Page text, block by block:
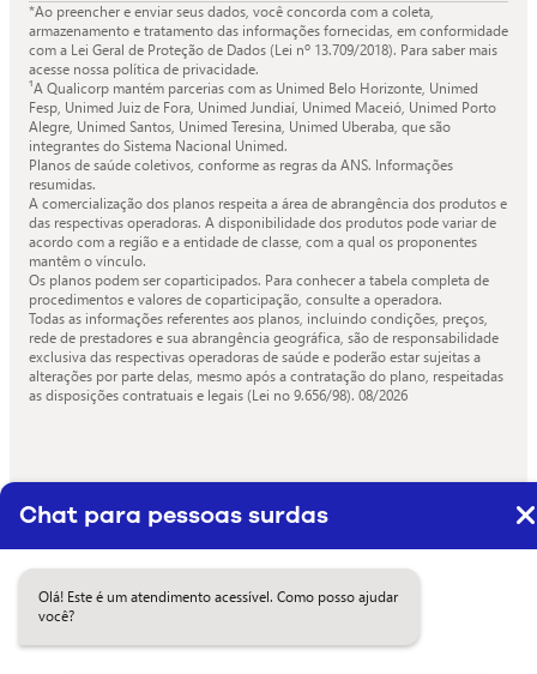
*Ao preencher e enviar seus dados, você concorda com a coleta,
armazenamento e tratamento das informações fornecidas, em conformidade
com a Lei Geral de Proteção de Dados (Lei nº 13.709/2018). Para saber mais
acesse nossa política de privacidade.
¹A Qualicorp mantém parcerias com as Unimed Belo Horizonte, Unimed
Fesp, Unimed Juiz de Fora, Unimed Jundiaí, Unimed Maceió, Unimed Porto
Alegre, Unimed Santos, Unimed Teresina, Unimed Uberaba, que são
integrantes do Sistema Nacional Unimed.
Planos de saúde coletivos, conforme as regras da ANS. Informações
resumidas.
A comercialização dos planos respeita a área de abrangência dos produtos e
das respectivas operadoras. A disponibilidade dos produtos pode variar de
acordo com a região e a entidade de classe, com a qual os proponentes
mantêm o vínculo.
Os planos podem ser coparticipados. Para conhecer a tabela completa de
procedimentos e valores de coparticipação, consulte a operadora.
Todas as informações referentes aos planos, incluindo condições, preços,
rede de prestadores e sua abrangência geográfica, são de responsabilidade
exclusiva das respectivas operadoras de saúde e poderão estar sujeitas a
alterações por parte delas, mesmo após a contratação do plano, respeitadas
as disposições contratuais e legais (Lei no 9.656/98). 08/2026
Chat para pessoas surdas
Olá! Este é um atendimento acessível. Como posso ajudar
você?